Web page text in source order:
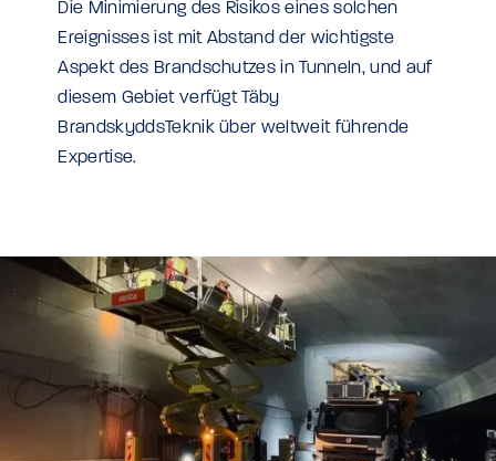
Die Minimierung des Risikos eines solchen
Ereignisses ist mit Abstand der wichtigste
Aspekt des Brandschutzes in Tunneln, und auf
diesem Gebiet verfügt Täby
BrandskyddsTeknik über weltweit führende
Expertise.